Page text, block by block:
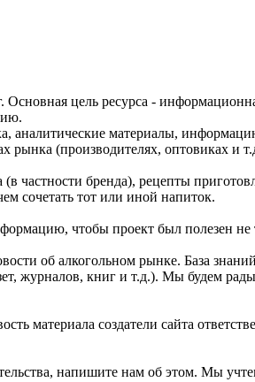
цель ресурса -
аналитические материалы,
(производителях, оптовиках и
частности бренда), рецепты
сочетать тот или иной напиток.
чтобы проект был полезен
об алкогольном рынке. База
журналов, книг и т.д.). Мы будем
материала создатели сайта
напишите нам об этом. Мы